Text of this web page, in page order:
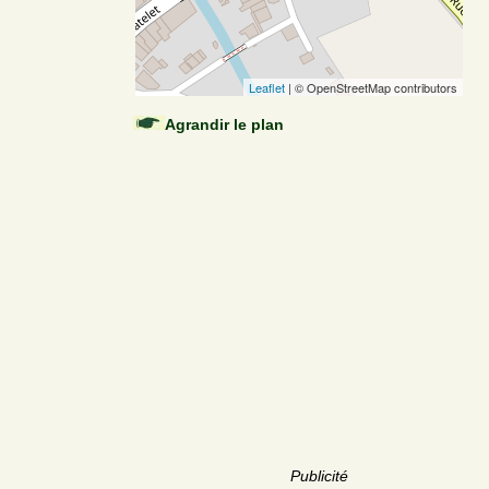
Leaflet | © OpenStreetMap contributors
Agrandir le plan
Publicité